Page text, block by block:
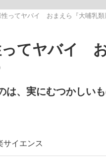
切聞かれなかった」侍ジャパ
、目撃せよ。
性ってヤバイ おまえら『大哺乳類
てヤバイ
は、実にむつかしい
サイエンス